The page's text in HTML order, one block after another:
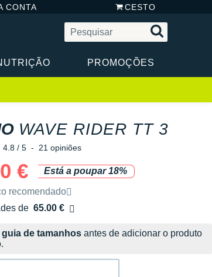
CONTA CESTO
PROMOÇÕES
WAVE RIDER TT 3
4.8 / 5 - 21 opiniões
€
Está a poupar 18%
recomendado pela marca
recomendado
de 65.00 €
guia de tamanhos antes de adicionar o produto